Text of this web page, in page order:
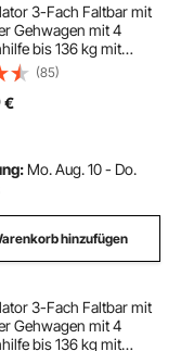
3-Fach Faltbar mit
Gehwagen mit 4
bis 136 kg mit
Tasche
Höheverstellbare
Feststellfunktion für
(85)
€
Mo. Aug. 10 - Do.
hinzufügen
3-Fach Faltbar mit
Gehwagen mit 4
bis 136 kg mit